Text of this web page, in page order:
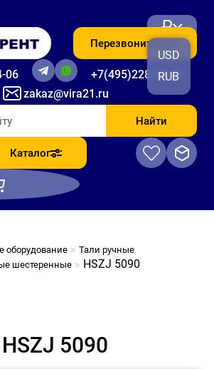
zakaz@vira21.ru
06 +7(495)228-06-56
Перезвоните мне
₽
USD
RUB
Найти
Каталог
оборудование
Тали ручные
шестеренные
HSZJ 5090
HSZJ 5090